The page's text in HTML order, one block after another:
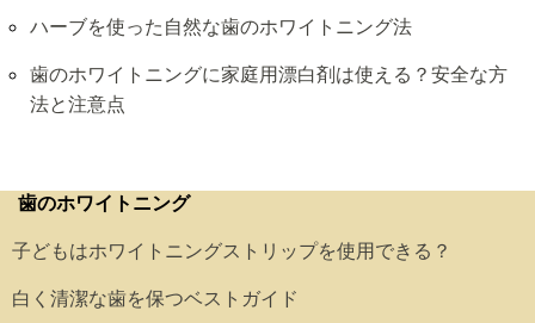
ハーブを使った自然な歯のホワイトニング法
歯のホワイトニングに家庭用漂白剤は使える？安全な方
法と注意点
歯のホワイトニング
子どもはホワイトニングストリップを使用できる？
白く清潔な歯を保つベストガイド